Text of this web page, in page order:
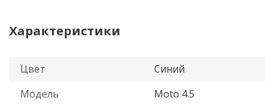
Характеристики
Цвет
Синий
Модель
Moto 4.5